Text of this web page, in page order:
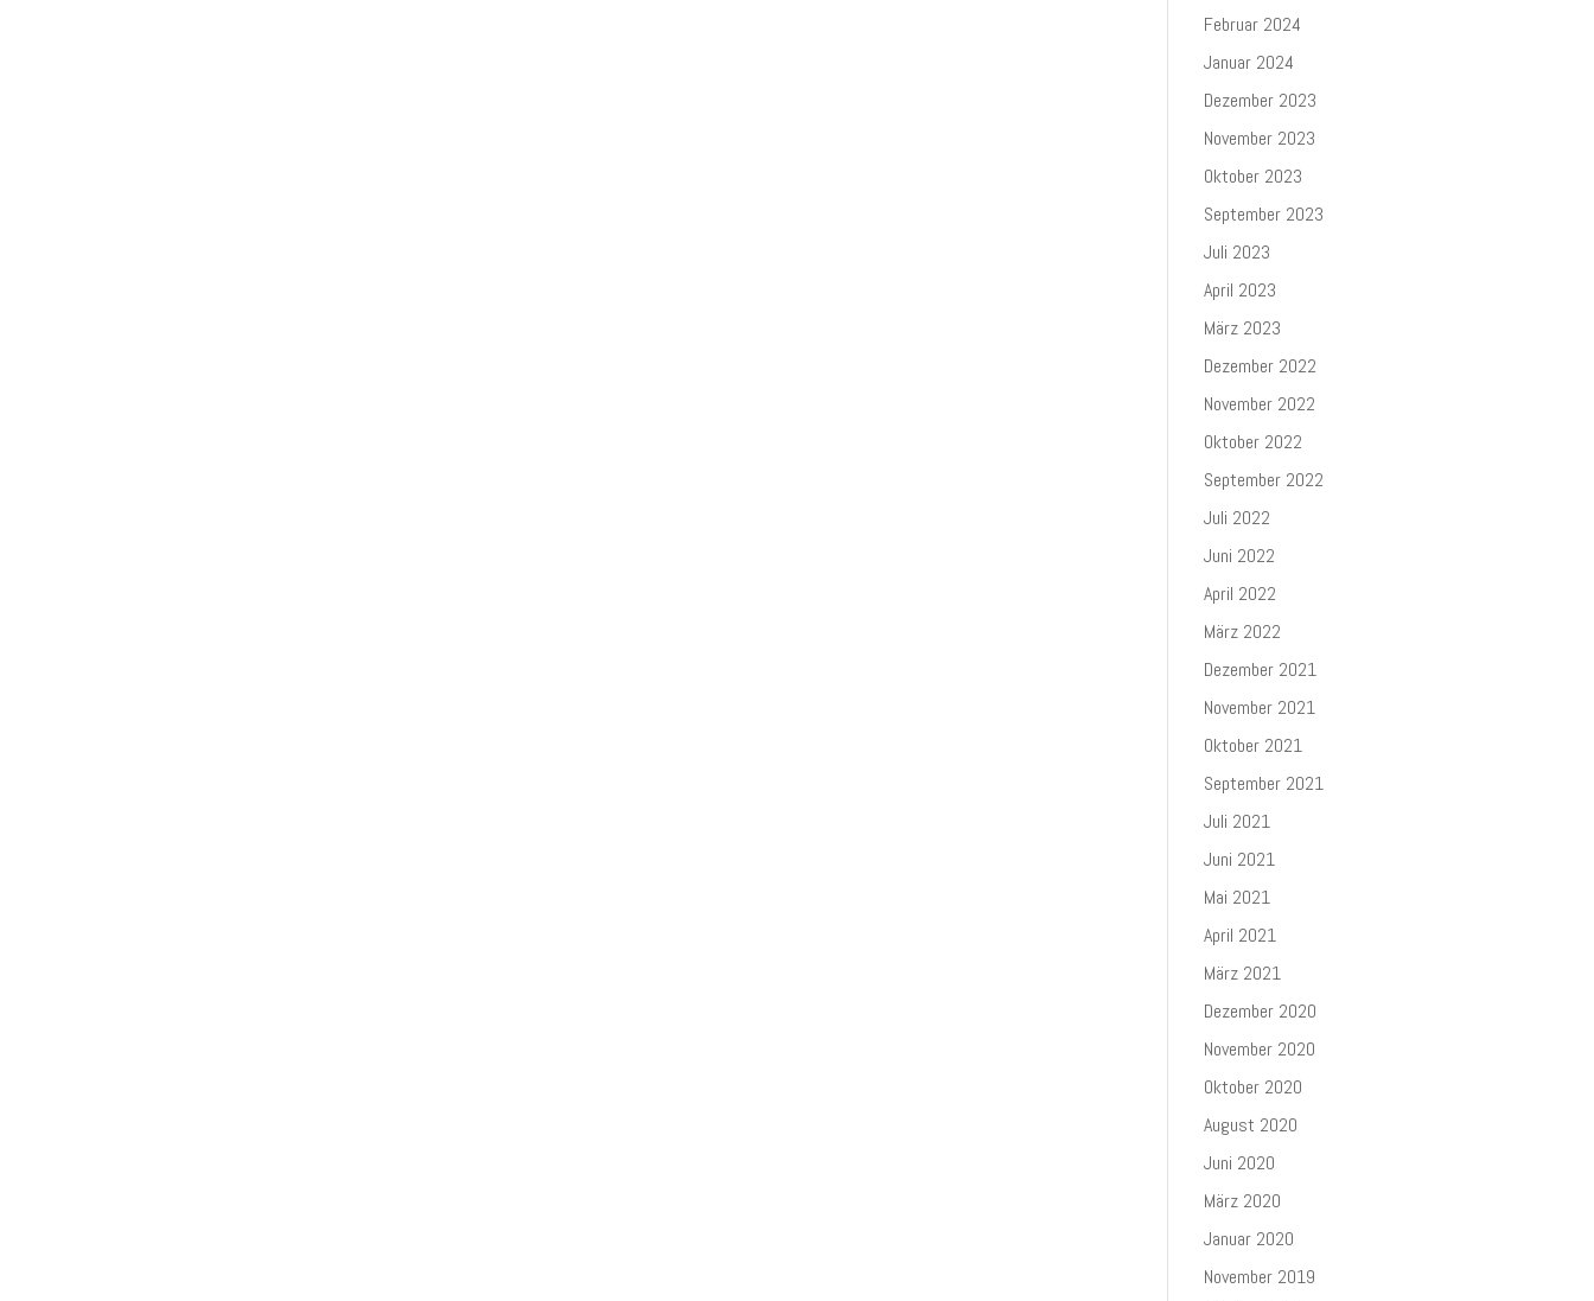
Februar 2024
Januar 2024
Dezember 2023
November 2023
Oktober 2023
September 2023
Juli 2023
April 2023
März 2023
Dezember 2022
November 2022
Oktober 2022
September 2022
Juli 2022
Juni 2022
April 2022
März 2022
Dezember 2021
November 2021
Oktober 2021
September 2021
Juli 2021
Juni 2021
Mai 2021
April 2021
März 2021
Dezember 2020
November 2020
Oktober 2020
August 2020
Juni 2020
März 2020
Januar 2020
November 2019